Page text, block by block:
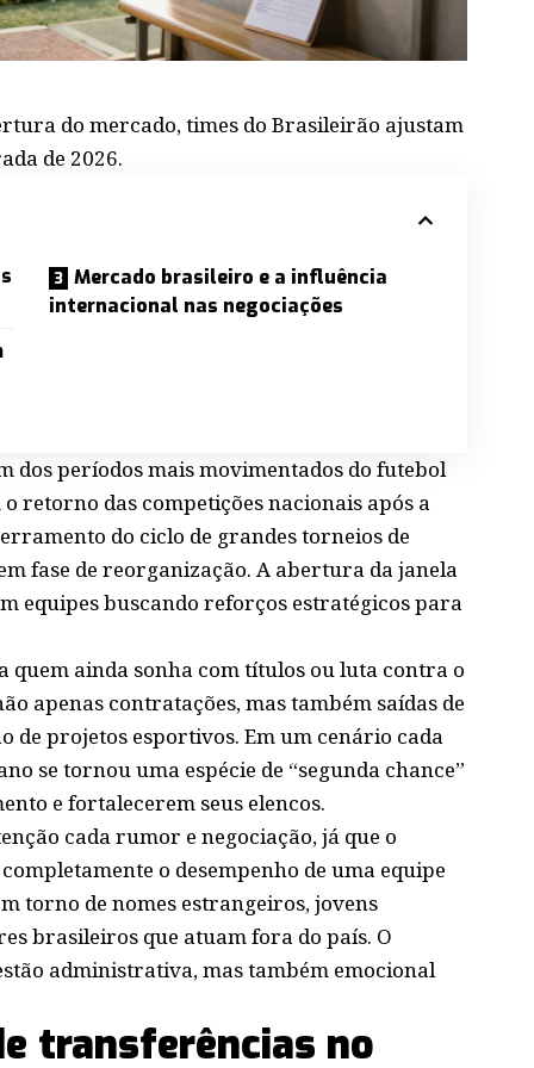
do mercado, times do Brasileirão ajustam
de 2026.
Mercado brasileiro e a influência
internacional nas negociações
dos períodos mais movimentados do futebol
retorno das competições nacionais após a
do ciclo de grandes torneios de
fase de reorganização. A abertura da janela
equipes buscando reforços estratégicos para
quem ainda sonha com títulos ou luta contra o
apenas contratações, mas também saídas de
de projetos esportivos. Em um cenário cada
se tornou uma espécie de “segunda chance”
e fortalecerem seus elencos.
cada rumor e negociação, já que o
o desempenho de uma equipe
torno de nomes estrangeiros, jovens
brasileiros que atuam fora do país. O
administrativa, mas também emocional
transferências no